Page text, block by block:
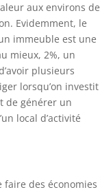
aux environs de
Evidemment, le
immeuble est une
mieux, 2%, un
plusieurs
lorsqu’on investit
de générer un
local d’activité
des économies